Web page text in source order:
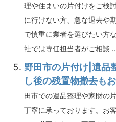
理や住まいの片付けをご検
に行けない方、急な退去や
で慎重に業者を選びたい方
社では専任担当者がご相談
野田市の片付け|遺品
し後の残置物撤去も
田市での遺品整理や家財の
丁寧に承っております。お